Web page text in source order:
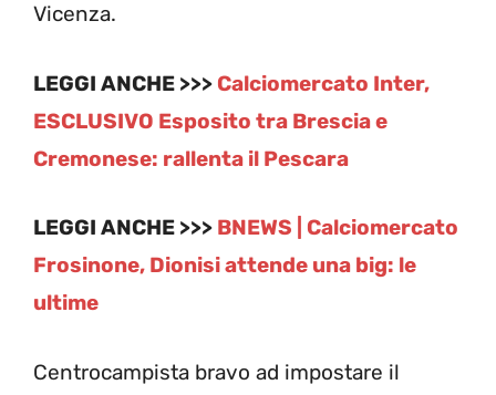
Vicenza.
LEGGI ANCHE >>> Calciomercato Inter,
ESCLUSIVO Esposito tra Brescia e
Cremonese: rallenta il Pescara
LEGGI ANCHE >>> BNEWS | Calciomercato
Frosinone, Dionisi attende una big: le
ultime
Centrocampista bravo ad impostare il